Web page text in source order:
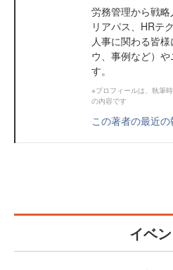
労務管理から戦
リアパス、HRテ
人事に関わる皆
ウ、事例など）
す。
※プロフィールは、執筆
の内容です
この著者の最近
イベ